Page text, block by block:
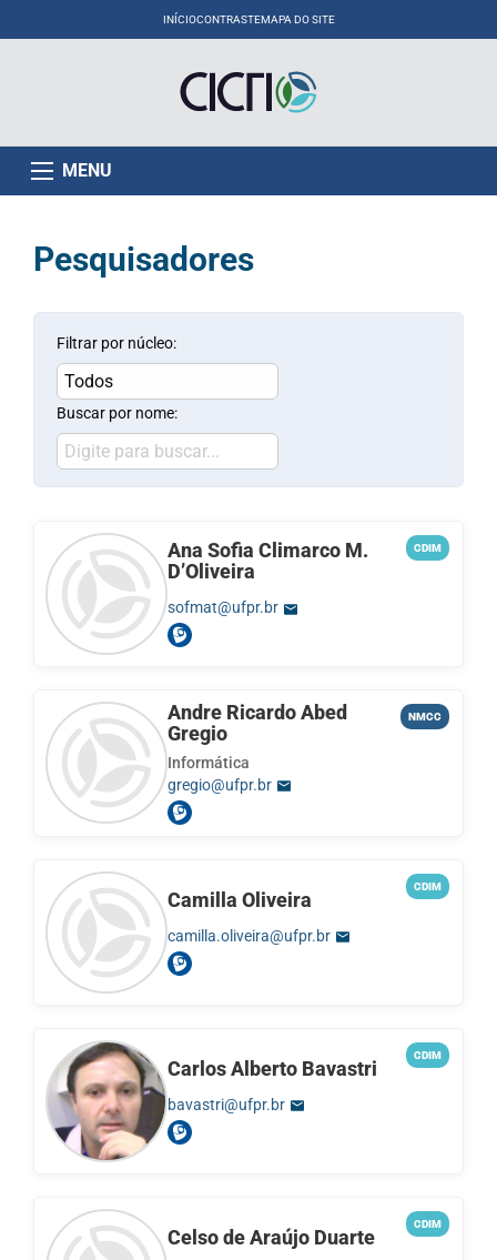
INÍCIOCONTRASTEMAPA DO SITE
MENU
Pesquisadores
Filtrar por núcleo:
Buscar por nome:
CDIM
Ana Sofia Climarco M.
D’Oliveira
sofmat@ufpr.br
NMCC
Andre Ricardo Abed
Gregio
Informática
gregio@ufpr.br
CDIM
Camilla Oliveira
camilla.oliveira@ufpr.br
CDIM
Carlos Alberto Bavastri
bavastri@ufpr.br
CDIM
Celso de Araújo Duarte